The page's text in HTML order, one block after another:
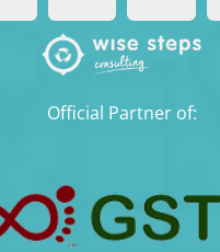
Official Partner of: